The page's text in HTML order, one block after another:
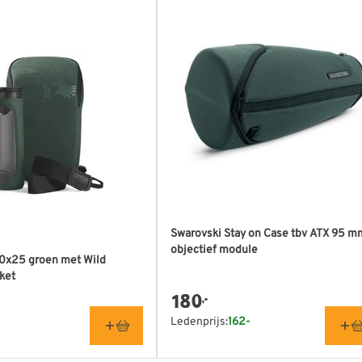
en de CO₂-uitstoot tijdens
groen met Wild
Swarovski Stay on Case tbv ATX 95
objectief module
180,-
Ledenprijs:162-